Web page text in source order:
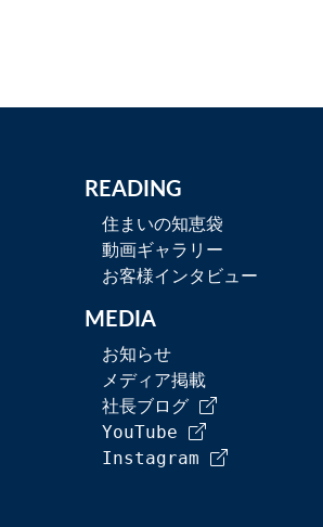
READING
住まいの知恵袋
動画ギャラリー
お客様インタビュー
MEDIA
お知らせ
メディア掲載
社長ブログ
YouTube
Instagram